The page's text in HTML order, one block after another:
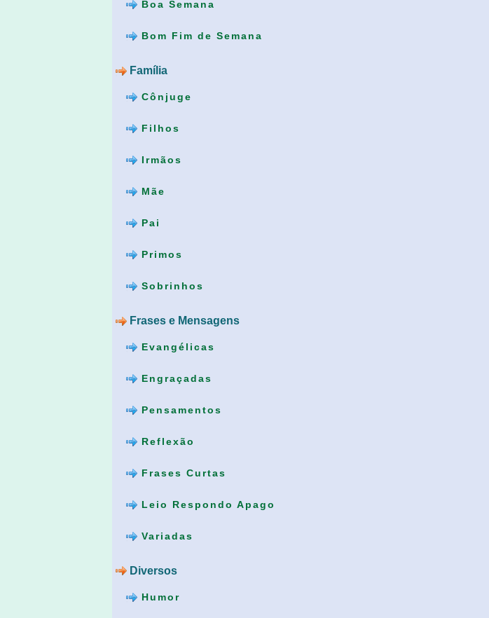
Boa Semana
Bom Fim de Semana
Família
Cônjuge
Filhos
Irmãos
Mãe
Pai
Primos
Sobrinhos
Frases e Mensagens
Evangélicas
Engraçadas
Pensamentos
Reflexão
Frases Curtas
Leio Respondo Apago
Variadas
Diversos
Humor